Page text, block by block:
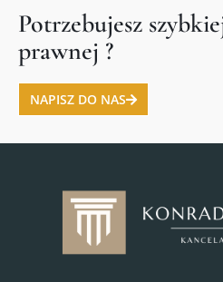
Potrzebujesz
prawnej ?
NAPISZ DO NAS